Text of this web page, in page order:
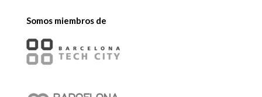
Somos miembros de